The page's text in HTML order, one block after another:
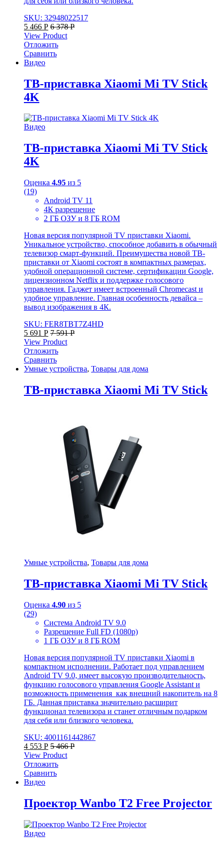
SKU: 32948022517
5 466 Р 6 378Р
View Product
Отложить
Сравнить
Видео
ТВ-приставка Xiaomi Mi TV Stick
4K
Видео
ТВ-приставка Xiaomi Mi TV Stick
4K
Оценка 4.95 из 5
(19)
Android TV 11
4К разрешение
2 ГБ ОЗУ и 8 ГБ ROM
Новая версия популярной TV приставки Xiaomi.
Уникальное устройство, способное добавить в обычный
телевизор смарт-функций. Преимущества новой ТВ-
приставки от Xiaomi состоят в компактных размерах,
удобной операционной системе, сертификации Google,
лицензионном Netflix и поддержке голосового
управления. Гаджет имеет встроенный Chromecast и
удобное управление. Главная особенность девайса –
вывод изображения в 4К.
SKU: FER8TBT7Z4HD
5 691 Р 7 591Р
View Product
Отложить
Сравнить
Умные устройства, Товары для дома
ТВ-приставка Xiaomi Mi TV Stick
Умные устройства, Товары для дома
ТВ-приставка Xiaomi Mi TV Stick
Оценка 4.90 из 5
(29)
Система Android TV 9.0
Разрешение Full FD (1080p)
1 ГБ ОЗУ и 8 ГБ ROM
Новая версия популярной TV приставки Xiaomi в
компактном исполнении. Работает под управлением
Android TV 9.0, имеет высокую производительность,
функцию голосового управления Google Assistant и
возможность применения как внешний накопитель на 8
ГБ. Данная приставка значительно расширит
функционал телевизора и станет отличным подарком
для себя или близкого человека.
SKU: 4001161442867
4 553 Р 5 466Р
View Product
Отложить
Сравнить
Видео
Проектор Wanbo T2 Free Projector
Видео